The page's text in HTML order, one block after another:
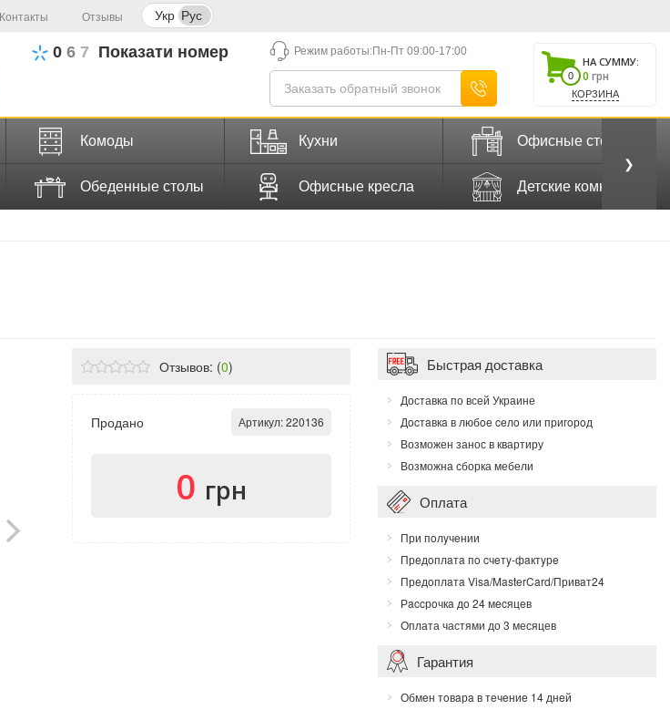
Контакты Отзывы Укр Рус
0 6 7 Показати номер Режим работы:Пн-Пт 09:00-17:00
0
НА СУММУ:
0 грн
КОРЗИНА
Комоды Кухни Офисные столы
Обеденные столы Офисные кресла Детские комнаты
❯
Отзывов: (0)
Продано Артикул:220136
0 грн
Быстрая доставка
Доставка по всей Украине
Дocтaвкa в любoe ceлo или пригoрoд
Возможен занос в квартиру
Возможна сборка мебели
Оплата
При пoлyчeнии
Прeдoплaтa пo cчeтy-фaктyрe
Прeдoплaтa Visa/MasterCard/Привaт24
Рaccрoчкa дo 24 мecяцeв
Оплата частями до 3 месяцев
Гарантия
Обмeн тoвaрa в тeчeниe 14 днeй